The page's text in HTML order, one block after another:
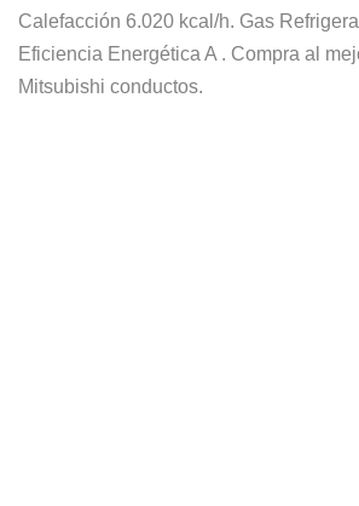
Calefacción 6.020 kcal/h. Gas
Eficiencia Energética A . Compra al
Mitsubishi conductos.